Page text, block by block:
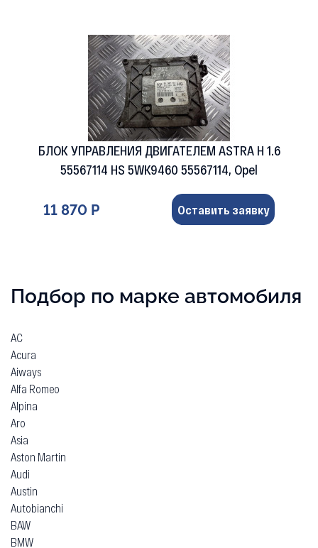
БЛОК УПРАВЛЕНИЯ ДВИГАТЕЛЕМ ASTRA H 1.6
55567114 HS 5WK9460 55567114, Opel
11 870 Р Оставить заявку
Подбор по марке автомобиля
AC
Acura
Aiways
Alfa Romeo
Alpina
Aro
Asia
Aston Martin
Audi
Austin
Autobianchi
BAW
BMW